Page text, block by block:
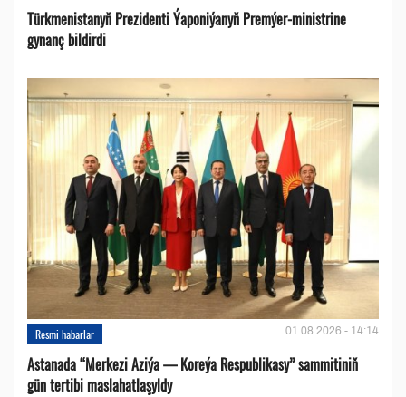
Türkmenistanyň Prezidenti Ýaponiýanyň Premýer-ministrine
gynanç bildirdi
Resmi habarlar 01.08.2026 - 14:14
Astanada “Merkezi Aziýa — Koreýa Respublikasy” sammitiniň
gün tertibi maslahatlaşyldy